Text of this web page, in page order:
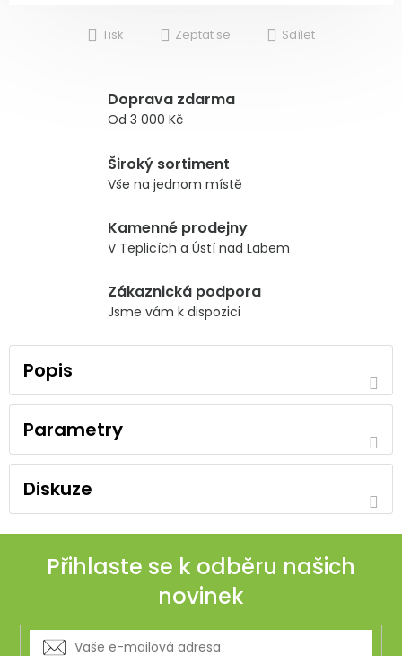
Tisk Zeptat se Sdílet
Doprava zdarma
Od 3 000 Kč
Široký sortiment
Vše na jednom místě
Kamenné prodejny
V Teplicích a Ústí nad Labem
Zákaznická podpora
Jsme vám k dispozici
Popis
Parametry
Diskuze
Přihlaste se k odběru našich
novinek